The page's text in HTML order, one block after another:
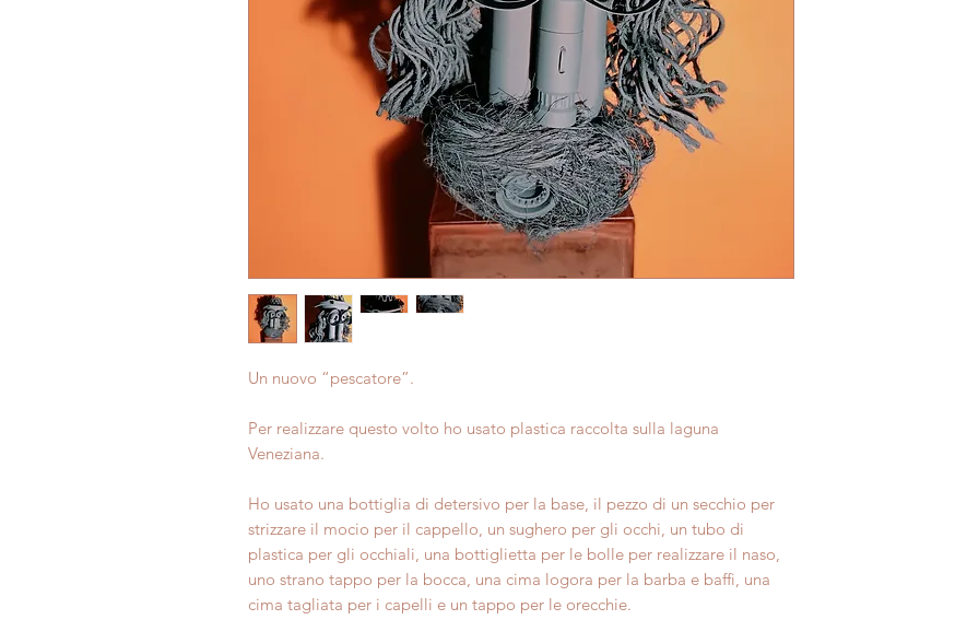
Un nuovo “pescatore”.
Per realizzare questo volto ho usato plastica raccolta sulla laguna
Veneziana.
Ho usato una bottiglia di detersivo per la base, il pezzo di un secchio per
strizzare il mocio per il cappello, un sughero per gli occhi, un tubo di
plastica per gli occhiali, una bottiglietta per le bolle per realizzare il naso,
uno strano tappo per la bocca, una cima logora per la barba e baffi, una
cima tagliata per i capelli e un tappo per le orecchie.